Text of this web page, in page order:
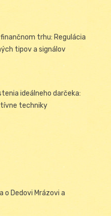
trhu: Regulácia
tipov a signálov
ideálneho darčeka:
techniky
o Dedovi Mrázovi a